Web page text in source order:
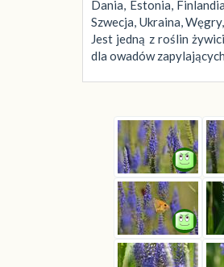
Dania, Estonia,
Szwecja, Ukraina,
Jest jedną z roślin
dla owadów